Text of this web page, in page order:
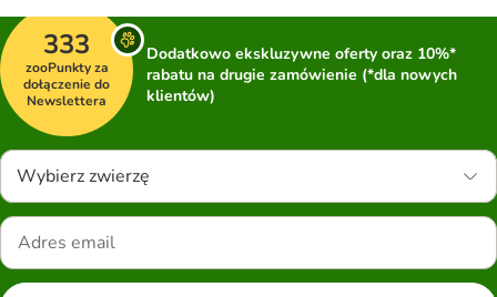
333
zooPunkty za
dołączenie do
Newslettera
Dodatkowo ekskluzywne oferty oraz 10%*
rabatu na drugie zamówienie (*dla nowych
klientów)
Wybierz zwierzę